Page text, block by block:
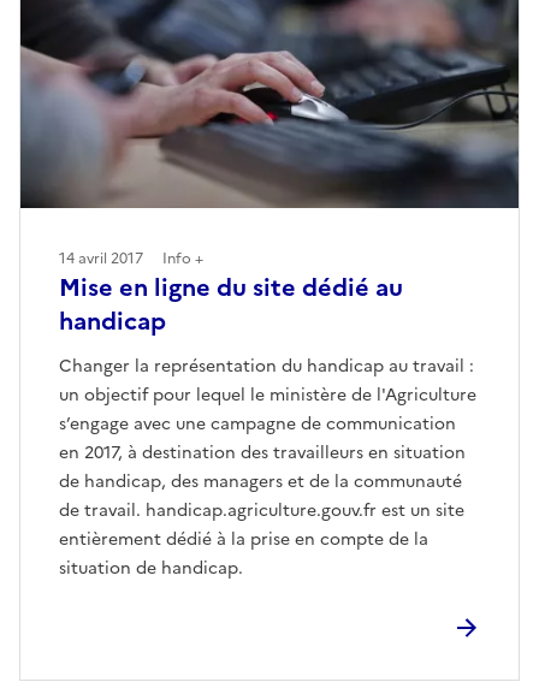
Mise en ligne du site dédié au
handicap
Changer la représentation du handicap au travail :
un objectif pour lequel le ministère de l'Agriculture
s’engage avec une campagne de communication
en 2017, à destination des travailleurs en situation
de handicap, des managers et de la communauté
de travail. handicap.agriculture.gouv.fr est un site
entièrement dédié à la prise en compte de la
situation de handicap.
14 avril 2017 Info +